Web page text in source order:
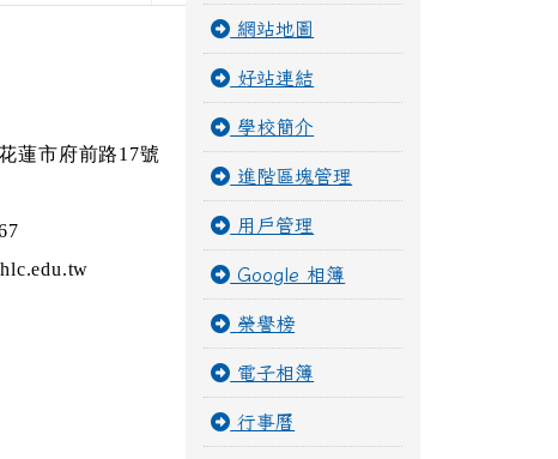
蓮市府前路17號
網站地圖
好站連結
學校簡介
進階區塊管理
用戶管理
Google 相簿
榮譽榜
電子相簿
行事曆